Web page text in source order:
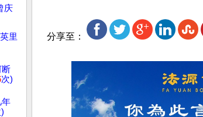
庆
里
断
次)
年
分享至：